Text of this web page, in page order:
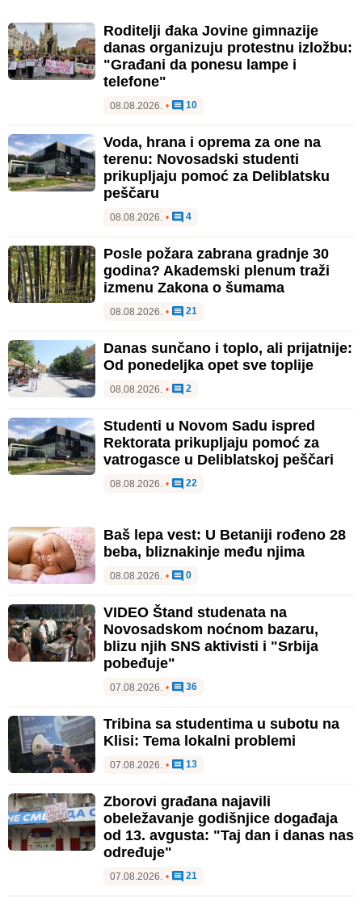
Roditelji đaka Jovine gimnazije
danas organizuju protestnu izložbu:
"Građani da ponesu lampe i
telefone"
08.08.2026. • 10
Voda, hrana i oprema za one na
terenu: Novosadski studenti
prikupljaju pomoć za Deliblatsku
peščaru
08.08.2026. • 4
Posle požara zabrana gradnje 30
godina? Akademski plenum traži
izmenu Zakona o šumama
08.08.2026. • 21
Danas sunčano i toplo, ali prijatnije:
Od ponedeljka opet sve toplije
08.08.2026. • 2
Studenti u Novom Sadu ispred
Rektorata prikupljaju pomoć za
vatrogasce u Deliblatskoj peščari
08.08.2026. • 22
Baš lepa vest: U Betaniji rođeno 28
beba, bliznakinje među njima
08.08.2026. • 0
VIDEO Štand studenata na
Novosadskom noćnom bazaru,
blizu njih SNS aktivisti i "Srbija
pobeđuje"
07.08.2026. • 36
Tribina sa studentima u subotu na
Klisi: Tema lokalni problemi
07.08.2026. • 13
Zborovi građana najavili
obeležavanje godišnjice događaja
od 13. avgusta: "Taj dan i danas nas
određuje"
07.08.2026. • 21